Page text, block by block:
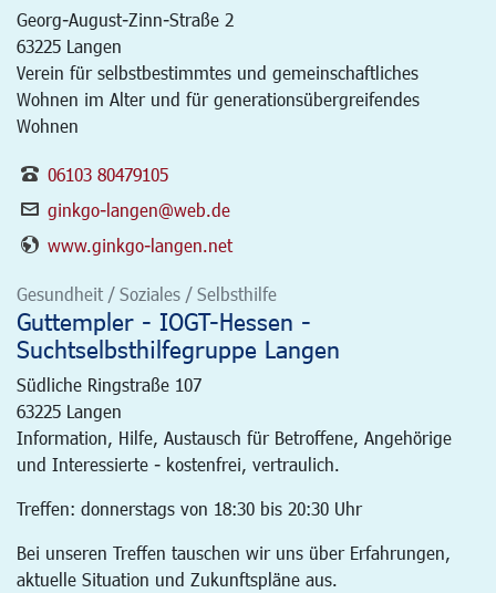
Georg-August-Zinn-Straße 2
63225 Langen
Verein für selbstbestimmtes und gemeinschaftliches
Wohnen im Alter und für generationsübergreifendes
Wohnen
06103 80479105
ginkgo-langen@web.de
www.ginkgo-langen.net
Gesundheit / Soziales / Selbsthilfe
Guttempler - IOGT-Hessen -
Suchtselbsthilfegruppe Langen
Südliche Ringstraße 107
63225 Langen
Information, Hilfe, Austausch für Betroffene, Angehörige
und Interessierte - kostenfrei, vertraulich.
Treffen: donnerstags von 18:30 bis 20:30 Uhr
Bei unseren Treffen tauschen wir uns über Erfahrungen,
aktuelle Situation und Zukunftspläne aus.